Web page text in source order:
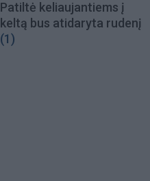
Patiltė keliaujantiems į
keltą bus atidaryta rudenį
(1)